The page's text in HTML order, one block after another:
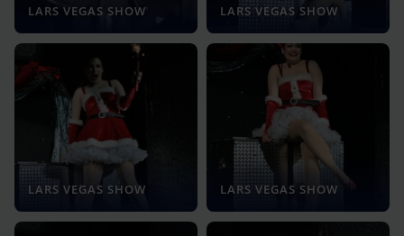
LARS VEGAS SHOW LARS VEGAS SHOW
LARS VEGAS SHOW LARS VEGAS SHOW